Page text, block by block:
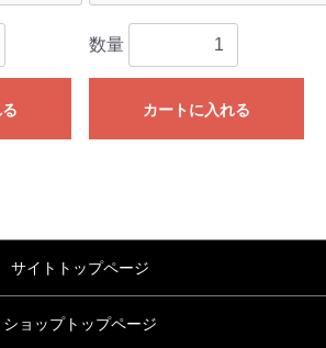
数量
カートに入れる
サイトトップページ
ショップトップページ